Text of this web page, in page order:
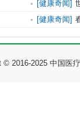
[健康奇闻]
[健康奇闻]
© 2016-2025 中国医